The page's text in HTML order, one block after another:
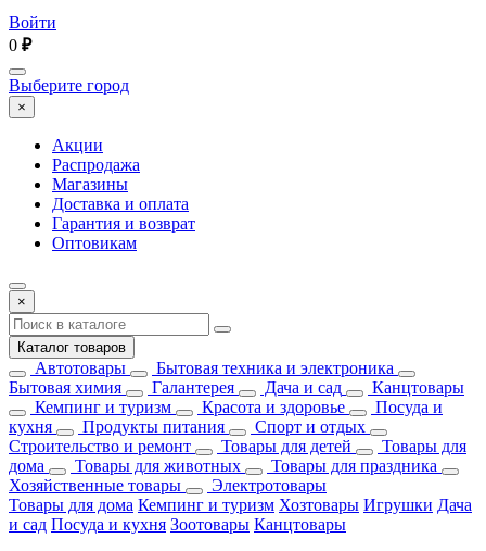
Войти
0 ₽
Выберите город
×
Акции
Распродажа
Магазины
Доставка и оплата
Гарантия и возврат
Оптовикам
×
Каталог товаров
Автотовары
Бытовая техника и электроника
Бытовая химия
Галантерея Дача и сад
Канцтовары
Кемпинг и туризм
Красота и здоровье
Посуда и
кухня
Продукты питания
Спорт и отдых
Строительство и ремонт
Товары для детей
Товары для
дома
Товары для животных
Товары для праздника
Хозяйственные товары
Электротовары
Товары для дома Кемпинг и туризм Хозтовары Игрушки Дача
и сад Посуда и кухня Зоотовары Канцтовары